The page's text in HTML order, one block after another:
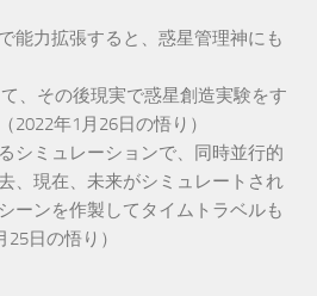
能力拡張すると、惑星管理神にも
、その後現実で惑星創造実験をす
2022年1月26日の悟り）
シミュレーションで、同時並行的
、現在、未来がシミュレートされ
ーンを作製してタイムトラベルも
日の悟り）